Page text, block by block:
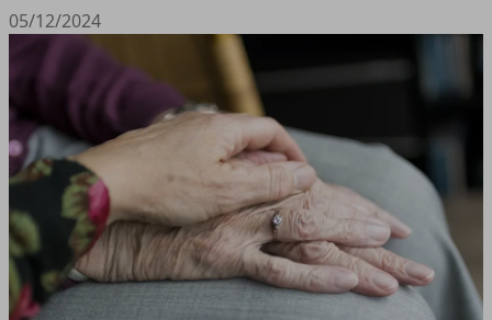
05/12/2024